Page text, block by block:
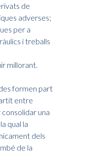
de
adverses;
per a
i treballs
millorant.
formen part
entre
consolidar una
qual la
dels
de la